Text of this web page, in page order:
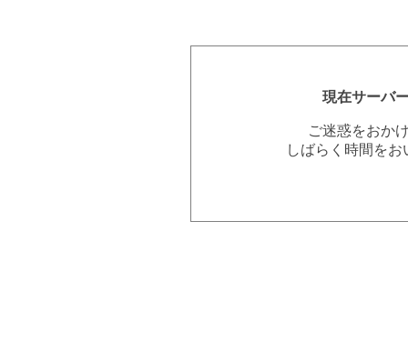
現在サーバ
ご迷惑をおか
しばらく時間を